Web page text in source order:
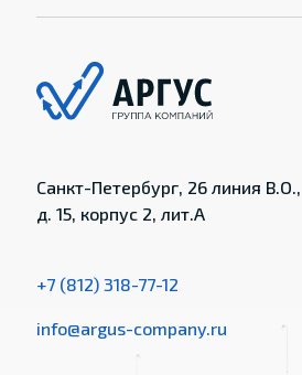
Санкт-Петербург, 26 линия В.О.,
д. 15, корпус 2, лит.А
+7 (812) 318-77-12
info@argus-company.ru